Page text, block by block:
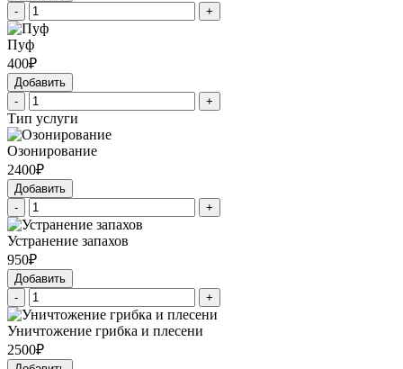
-
+
Пуф
400₽
Добавить
-
+
Тип услуги
Озонирование
2400₽
Добавить
-
+
Устранение запахов
950₽
Добавить
-
+
Уничтожение грибка и плесени
2500₽